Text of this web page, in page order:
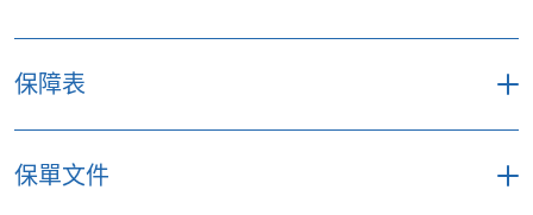
保障表
保障表
保單文件